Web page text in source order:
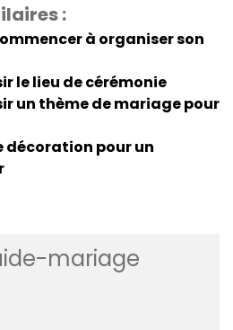
:
à organiser son
le lieu de cérémonie
un thème de mariage pour
décoration pour un
mariage